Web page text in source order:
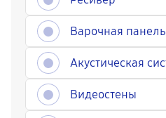
Варочная панель
Акустическая
Видеостены